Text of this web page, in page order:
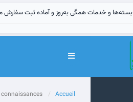
بسته‌ها و خدمات همگی به‌روز و آماده ثبت سفارش
Basculer
navigation
Accueil